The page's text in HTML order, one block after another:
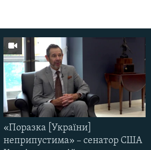
«Поразка [України]
неприпустима» – сенатор США